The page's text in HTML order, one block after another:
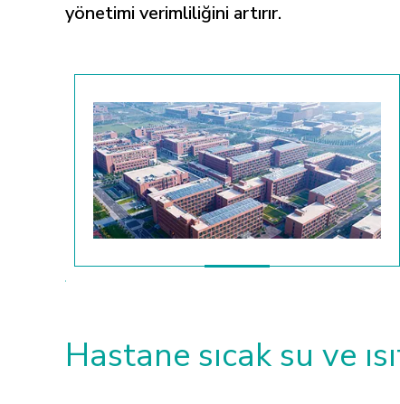
yönetimi verimliliğini artırır.
Hastane sıcak su ve